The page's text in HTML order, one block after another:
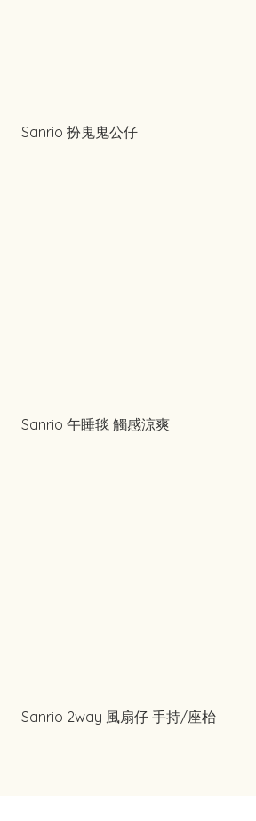
Sanrio 扮鬼鬼公仔
Sanrio 午睡毯 觸感涼爽
Sanrio 2way 風扇仔 手持/座枱